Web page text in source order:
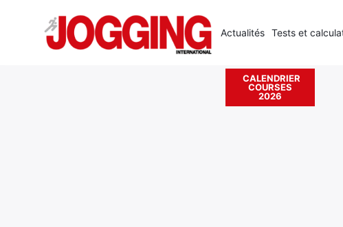
Actualités Tests et
CALENDRIER
COURSES
2026
Rechercher